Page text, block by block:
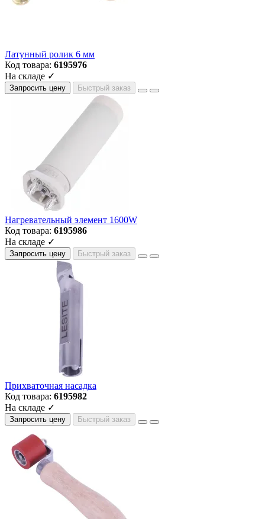
Латунный ролик 6 мм
Код товара: 6195976
На складе ✓
Запросить цену Быстрый заказ
Нагревательный элемент 1600W
Код товара: 6195986
На складе ✓
Запросить цену Быстрый заказ
Прихваточная насадка
Код товара: 6195982
На складе ✓
Запросить цену Быстрый заказ